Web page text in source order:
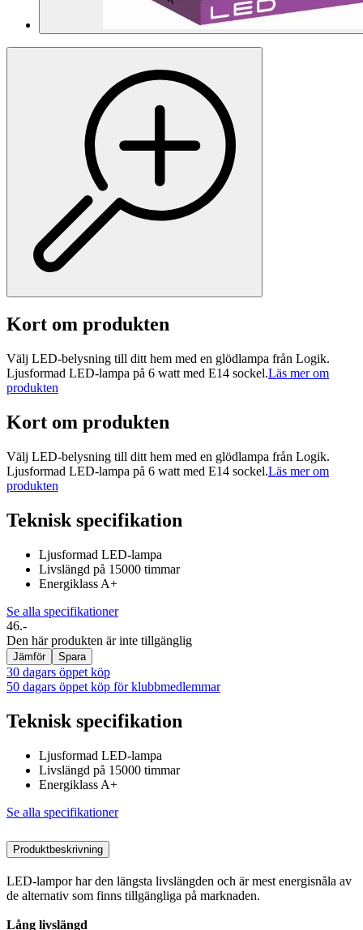
Kort om produkten
Välj LED-belysning till ditt hem med en glödlampa från Logik.
Ljusformad LED-lampa på 6 watt med E14 sockel.Läs mer om
produkten
Kort om produkten
Välj LED-belysning till ditt hem med en glödlampa från Logik.
Ljusformad LED-lampa på 6 watt med E14 sockel.Läs mer om
produkten
Teknisk specifikation
Ljusformad LED-lampa
Livslängd på 15000 timmar
Energiklass A+
Se alla specifikationer
46.-
Den här produkten är inte tillgänglig
Jämför Spara
30 dagars öppet köp
50 dagars öppet köp för klubbmedlemmar
Teknisk specifikation
Ljusformad LED-lampa
Livslängd på 15000 timmar
Energiklass A+
Se alla specifikationer
Produktbeskrivning
LED-lampor har den längsta livslängden och är mest energisnåla av
de alternativ som finns tillgängliga på marknaden.
Lång livslängd